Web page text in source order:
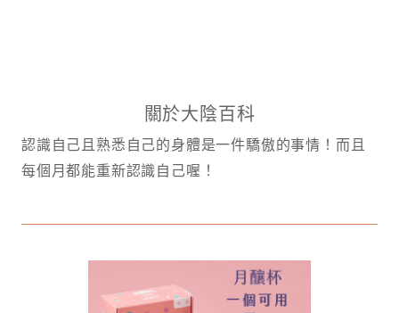
關於大陰百科
認識自己且熟悉自己的身體是一件驕傲的事情！而且
每個月都能重新認識自己喔！